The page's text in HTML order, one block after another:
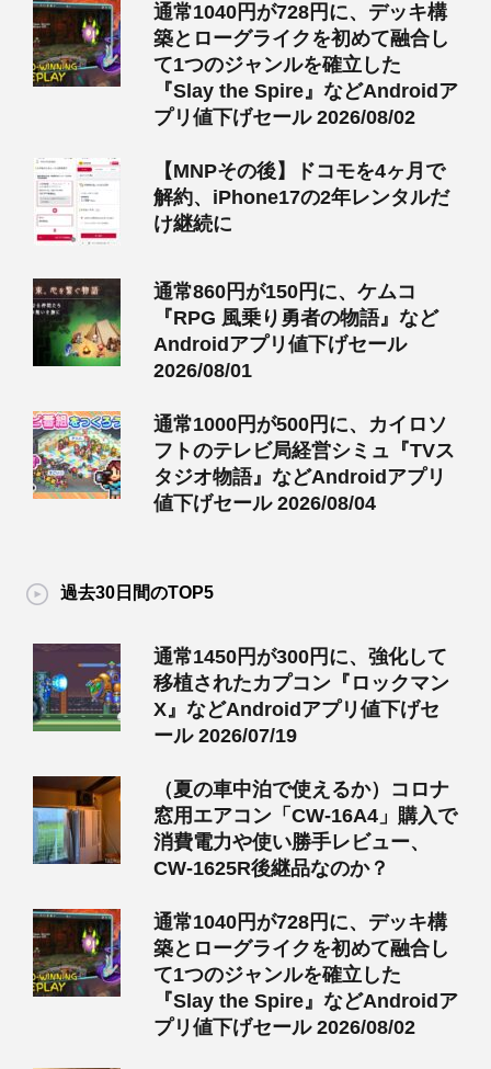
通常1040円が728円に、デッキ構
築とローグライクを初めて融合し
て1つのジャンルを確立した
『Slay the Spire』などAndroidア
プリ値下げセール 2026/08/02
【MNPその後】ドコモを4ヶ月で
解約、iPhone17の2年レンタルだ
け継続に
通常860円が150円に、ケムコ
『RPG 風乗り勇者の物語』など
Androidアプリ値下げセール
2026/08/01
通常1000円が500円に、カイロソ
フトのテレビ局経営シミュ『TVス
タジオ物語』などAndroidアプリ
値下げセール 2026/08/04
過去30日間のTOP5
通常1450円が300円に、強化して
移植されたカプコン『ロックマン
X』などAndroidアプリ値下げセ
ール 2026/07/19
（夏の車中泊で使えるか）コロナ
窓用エアコン「CW-16A4」購入で
消費電力や使い勝手レビュー、
CW-1625R後継品なのか？
通常1040円が728円に、デッキ構
築とローグライクを初めて融合し
て1つのジャンルを確立した
『Slay the Spire』などAndroidア
プリ値下げセール 2026/08/02